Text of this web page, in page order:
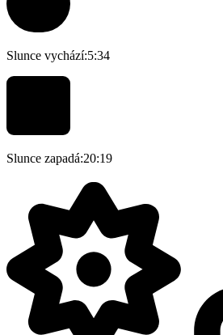
Slunce vychází:5:34
Slunce zapadá:20:19